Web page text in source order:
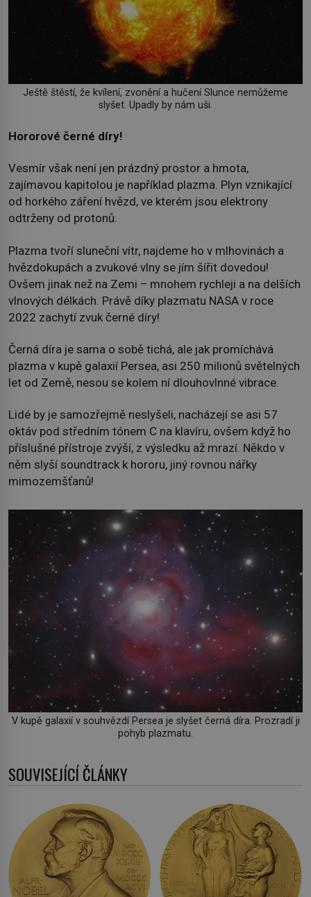
Ještě štěstí, že kvílení, zvonění a hučení Slunce nemůžeme
slyšet. Upadly by nám uši.
Hororové černé díry!
Vesmír však není jen prázdný prostor a hmota,
zajímavou kapitolou je například plazma. Plyn vznikající
od horkého záření hvězd, ve kterém jsou elektrony
odtrženy od protonů.
Plazma tvoří sluneční vítr, najdeme ho v mlhovinách a
hvězdokupách a zvukové vlny se jím šířit dovedou!
Ovšem jinak než na Zemi – mnohem rychleji a na delších
vlnových délkách. Právě díky plazmatu NASA v roce
2022 zachytí zvuk černé díry!
Černá díra je sama o sobě tichá, ale jak promíchává
plazma v kupě galaxií Persea, asi 250 milionů světelných
let od Země, nesou se kolem ní dlouhovlnné vibrace.
Lidé by je samozřejmě neslyšeli, nacházejí se asi 57
oktáv pod středním tónem C na klavíru, ovšem když ho
příslušné přístroje zvýší, z výsledku až mrazí. Někdo v
něm slyší soundtrack k hororu, jiný rovnou nářky
mimozemšťanů!
V kupě galaxií v souhvězdí Persea je slyšet černá díra. Prozradí ji
pohyb plazmatu.
SOUVISEJÍCÍ ČLÁNKY